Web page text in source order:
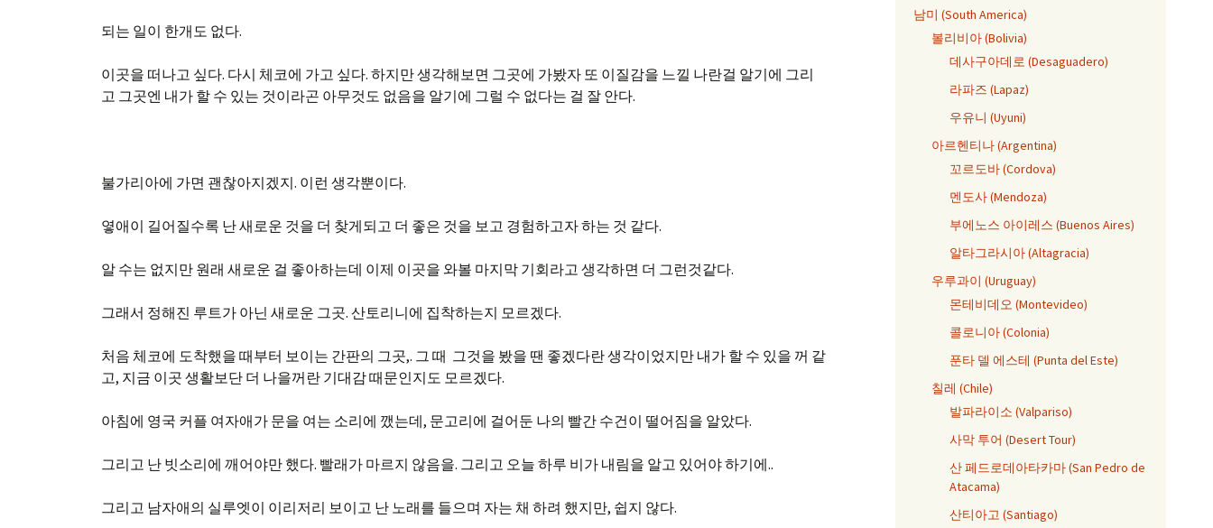
되는 일이 한개도 없다.
이곳을 떠나고 싶다. 다시 체코에 가고 싶다. 하지만 생각해보면 그곳에 가봤자 또 이질감을 느낄 나란걸 알기에 그리
고 그곳엔 내가 할 수 있는 것이라곤 아무것도 없음을 알기에 그럴 수 없다는 걸 잘 안다.
불가리아에 가면 괜찮아지겠지. 이런 생각뿐이다.
옇애이 길어질수록 난 새로운 것을 더 찾게되고 더 좋은 것을 보고 경험하고자 하는 것 같다.
알 수는 없지만 원래 새로운 걸 좋아하는데 이제 이곳을 와볼 마지막 기회라고 생각하면 더 그런것같다.
그래서 정해진 루트가 아닌 새로운 그곳. 산토리니에 집착하는지 모르겠다.
처음 체코에 도착했을 때부터 보이는 간판의 그곳,. 그 때 그것을 봤을 땐 좋겠다란 생각이었지만 내가 할 수 있을 꺼 같
고, 지금 이곳 생활보단 더 나을꺼란 기대감 때문인지도 모르겠다.
아침에 영국 커플 여자애가 문을 여는 소리에 깼는데, 문고리에 걸어둔 나의 빨간 수건이 떨어짐을 알았다.
그리고 난 빗소리에 깨어야만 했다. 빨래가 마르지 않음을. 그리고 오늘 하루 비가 내림을 알고 있어야 하기에..
그리고 남자애의 실루엣이 이리저리 보이고 난 노래를 들으며 자는 채 하려 했지만, 쉽지 않다.
남미 (South America)
볼리비아 (Bolivia)
데사구아데로 (Desaguadero)
라파즈 (Lapaz)
우유니 (Uyuni)
아르헨티나 (Argentina)
꼬르도바 (Cordova)
멘도사 (Mendoza)
부에노스 아이레스 (Buenos Aires)
알타그라시아 (Altagracia)
우루과이 (Uruguay)
몬테비데오 (Montevideo)
콜로니아 (Colonia)
푼타 델 에스테 (Punta del Este)
칠레 (Chile)
발파라이소 (Valpariso)
사막 투어 (Desert Tour)
산 페드로데아타카마 (San Pedro de
Atacama)
산티아고 (Santiago)